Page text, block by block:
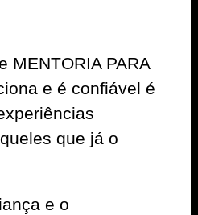
MENTORIA PARA
e é confiável é
que já o
e o